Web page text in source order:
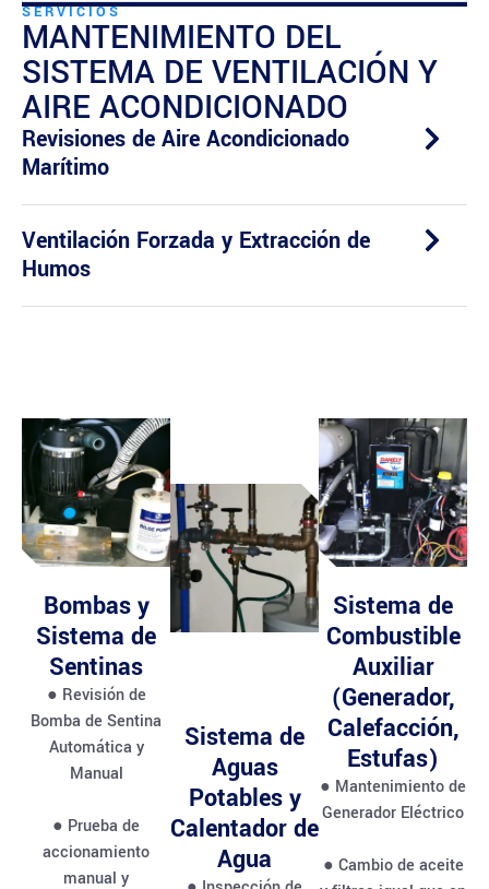
SERVICIOS
MANTENIMIENTO DEL
SISTEMA DE VENTILACIÓN Y
AIRE ACONDICIONADO
Revisiones de Aire Acondicionado
Marítimo
Ventilación Forzada y Extracción de
Humos
Bombas y
Sistema de
Sentinas
● Revisión de
Bomba de Sentina
Automática y
Manual
● Prueba de
accionamiento
manual y
Sistema de
Aguas
Potables y
Calentador de
Agua
Sistema de
Combustible
Auxiliar
(Generador,
Calefacción,
Estufas)
● Mantenimiento de
Generador Eléctrico
● Cambio de aceite